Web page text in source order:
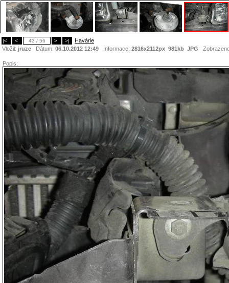
|< < 43 / 56 > >|
Havárie
Vložil: jruze Dátum: 06.10.2012 12:49 Informace: 2816x2112px 981kb JPG
Popis: